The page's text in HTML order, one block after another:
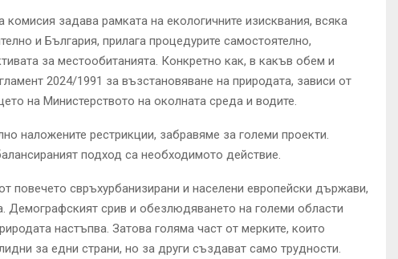
комисия задава рамката на екологичните изисквания, всяка
и България, прилага процедурите самостоятелно,
за местообитанията. Конкретно как, в какъв обем и
2024/1991 за възстановяване на природата, зависи от
на Министерството на околната среда и водите.
наложените рестрикции, забравяме за големи проекти.
подход са необходимото действие.
повечето свръхурбанизирани и населени европейски държави,
Демографският срив и обезлюдяването на големи области
настъпва. Затова голяма част от мерките, които
за едни страни, но за други създават само трудности.